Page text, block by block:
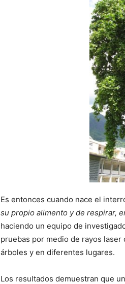
Es entonces cuando nace el
su propio alimento y de respirar,
haciendo un equipo de
pruebas por medio de rayos laser
árboles y en diferentes lugares.
Los resultados demuestran que